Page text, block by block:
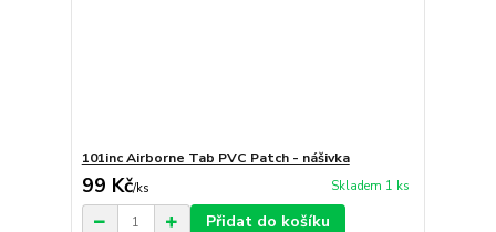
101inc Airborne Tab PVC Patch - nášivka
99 Kč/ks Skladem 1 ks
Přidat do košíku